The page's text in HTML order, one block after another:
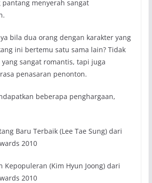
pantang menyerah sangat
bila dua orang dengan karakter yang
ini bertemu satu sama lain? Tidak
sangat romantis, tapi juga
penasaran penonton.
beberapa penghargaan,
Baru Terbaik (Lee Tae Sung) dari
2010
Kepopuleran (Kim Hyun Joong) dari
2010